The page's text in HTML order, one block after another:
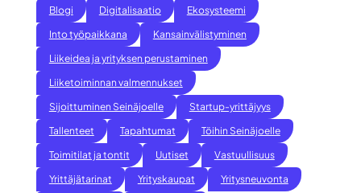
Blogi Digitalisaatio
Ekosysteemi
Into työpaikkana
Kansainvälistyminen
Liikeidea ja yrityksen perustaminen
Liiketoiminnan valmennukset
Sijoittuminen Seinäjoelle
Startup-yrittäjyys
Tallenteet
Tapahtumat
Töihin Seinäjoelle
Toimitilat ja tontit
Uutiset
Vastuullisuus
Yrittäjätarinat
Yrityskaupat
Yritysneuvonta